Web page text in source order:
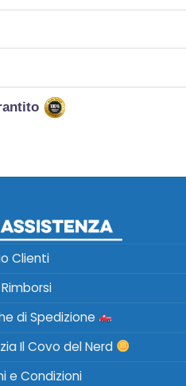
Clienti
di Spedizione
Il Covo del Nerd
e Condizioni